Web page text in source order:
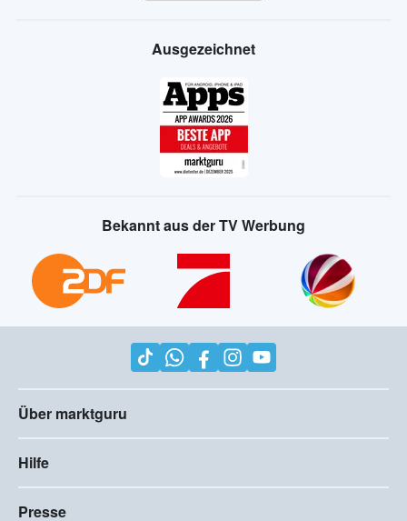
Ausgezeichnet
Bekannt aus der TV Werbung
Über marktguru
Hilfe
Presse